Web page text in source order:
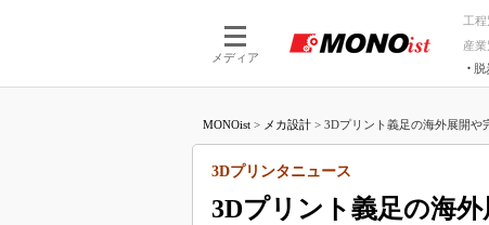
メディア
工程
産業
脱
つながる工場
AI×設備
MONOist > メカ設計 > 3Dプリント義足の海外展開や
3Dプリント義足の海
3Dプリンタニュース